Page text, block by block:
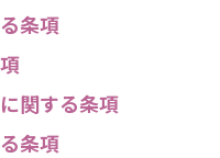
条項
関する条項
条項